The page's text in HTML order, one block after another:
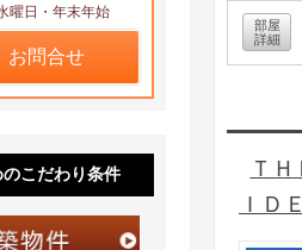
部屋
詳細
Ｔ
ＩＤ
曜日・年末年始
お問合せ
のこだわり条件